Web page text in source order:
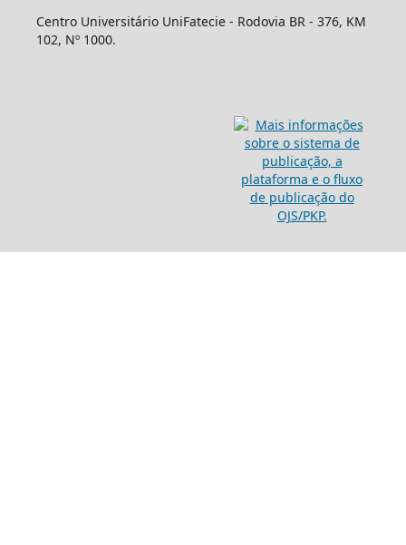
Centro Universitário UniFatecie - Rodovia BR - 376, KM
102, Nº 1000.